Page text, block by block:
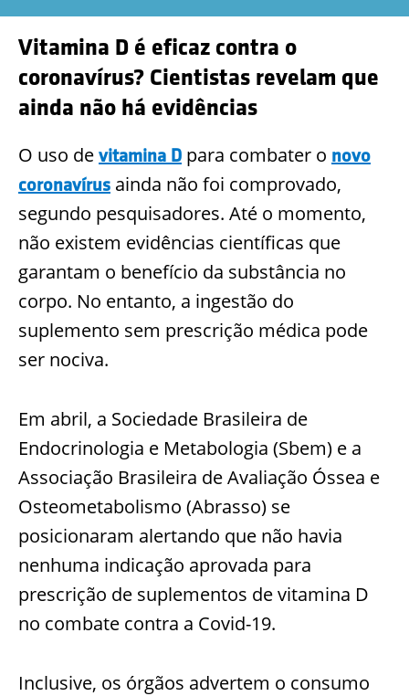
Vitamina D é eficaz contra o
coronavírus? Cientistas revelam que
ainda não há evidências
O uso de vitamina D para combater o novo
coronavírus ainda não foi comprovado,
segundo pesquisadores. Até o momento,
não existem evidências científicas que
garantam o benefício da substância no
corpo. No entanto, a ingestão do
suplemento sem prescrição médica pode
ser nociva.
Em abril, a Sociedade Brasileira de
Endocrinologia e Metabologia (Sbem) e a
Associação Brasileira de Avaliação Óssea e
Osteometabolismo (Abrasso) se
posicionaram alertando que não havia
nenhuma indicação aprovada para
prescrição de suplementos de vitamina D
no combate contra a Covid-19.
Inclusive, os órgãos advertem o consumo